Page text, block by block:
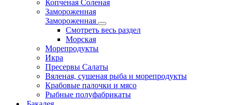
Копченая Соленая
Замороженная
Замороженная
Смотреть весь раздел
Морская
Морепродукты
Икра
Пресервы Салаты
Вяленая, сушеная рыба и морепродукты
Крабовые палочки и мясо
Рыбные полуфабрикаты